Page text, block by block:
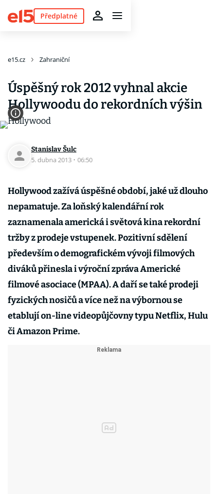
Předplatné
e15.cz Zahraniční
Úspěšný rok 2012 vyhnal akcie
Hollywoodu do rekordních výšin
Stanislav Šulc
5. dubna 2013 · 06:50
Hollywood zažívá úspěšné období, jaké už dlouho
nepamatuje. Za loňský kalendářní rok
zaznamenala americká i světová kina rekordní
tržby z prodeje vstupenek. Pozitivní sdělení
především o demografickém vývoji filmových
diváků přinesla i výroční zpráva Americké
filmové asociace (MPAA). A daří se také prodeji
fyzických nosičů a více než na výbornou se
etablují on-line videopůjčovny typu Netflix, Hulu
či Amazon Prime.